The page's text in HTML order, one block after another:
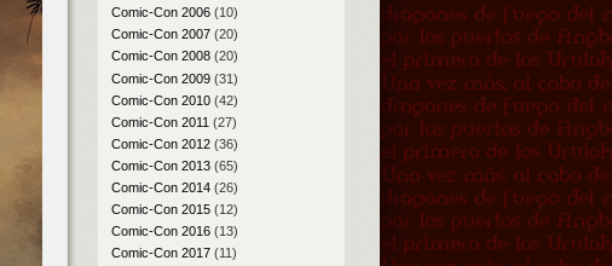
Comic-Con 2006(10)
Comic-Con 2007(20)
Comic-Con 2008(20)
Comic-Con 2009(31)
Comic-Con 2010(42)
Comic-Con 2011 (27)
Comic-Con 2012(36)
Comic-Con 2013(65)
Comic-Con 2014(26)
Comic-Con 2015(12)
Comic-Con 2016(13)
Comic-Con 2017(11)